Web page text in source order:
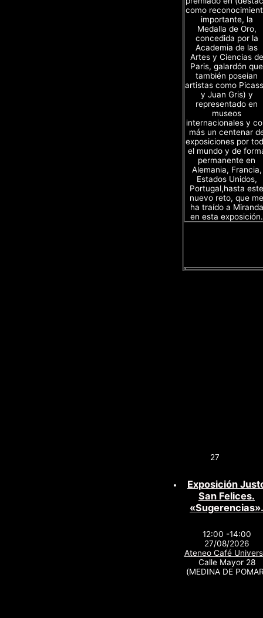
como
importante, la
Medalla de Oro,
concedida por la
Academia de las
Artes y Ciencias de
Paris, galardón que
también poseian
artistas como
y Juan Gris) y
representado en
museos
internacionales y
más un centenar
exposiciones por
el mundo y de
permanente en
Alemania, Francia,
Estados Unidos,
Portugal,hasta este
nuevo reto, que me
ha traído a Miranda
en esta exposición.
27
Exposición
San Felices.
«Sugerencias».
12:00 -14:00
27/08/2026
Ateneo Café
Calle Mayor 28
(MEDINA DE